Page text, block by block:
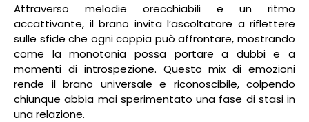
Attraverso melodie orecchiabili e un ritmo
accattivante, il brano invita l’ascoltatore a riflettere
sulle sfide che ogni coppia può affrontare, mostrando
come la monotonia possa portare a dubbi e a
momenti di introspezione. Questo mix di emozioni
rende il brano universale e riconoscibile, colpendo
chiunque abbia mai sperimentato una fase di stasi in
una relazione.